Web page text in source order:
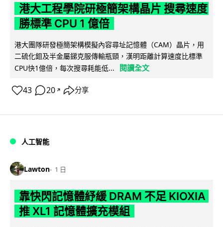
港大工程學院研極簡架構晶片 搜尋速度
勝標準 CPU 1 億倍
港大團隊研發極簡架構模擬內容尋址記憶體（CAM）晶片，用
二硫化鉬及半金屬銻克服傳輸瓶頸，漢明距離計算速度比標準
CPU快1億倍，每次搜尋耗能低...
閱讀全文
43 20 ↗ 分享
人工智能
Lawton 1 日
靠快閃記憶體紓緩 DRAM 不足 KIOXIA
推 XL1 記憶體擴充模組